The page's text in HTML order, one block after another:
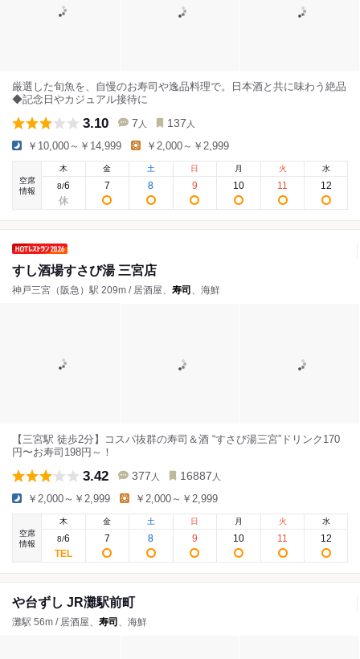
厳選した旬魚を、自慢のお寿司や逸品料理で。日本酒と共に味わう絶品
◆記念日やカジュアル接待に
3.10 7 人 137 人
￥10,000～￥14,999 ￥2,000～￥2,999
空席
情報
木
8/6
金
7
土
8
日
9
月
10
火
11
水
12
すし酒場すさび湯 三宮店
神戸三宮（阪急）駅 209m / 居酒屋、 寿司 、海鮮
【三宮駅 徒歩2分】コスパ抜群の寿司＆酒 “すさび湯三宮”ドリンク170
円〜お寿司198円～！
3.42 377 人 16887 人
￥2,000～￥2,999 ￥2,000～￥2,999
空席
情報
木
8/6
金
7
土
8
日
9
月
10
火
11
水
12
や台ずし JR灘駅前町
灘駅 56m / 居酒屋、 寿司 、海鮮